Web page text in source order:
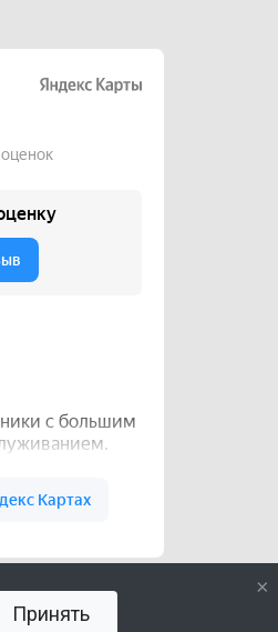
×
Принять